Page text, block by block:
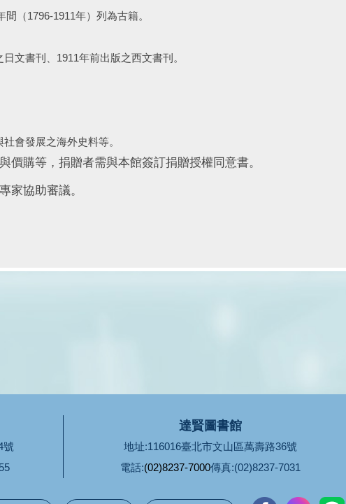
（1796-1911年）列為古籍。
文書刊、1911年前出版之西文書刊。
會發展之海外史料等。
購等，捐贈者需與本館簽訂捐贈授權同意書。
家協助審議。
號
達賢圖書館
地址:116016臺北市文山區萬壽路36號
電話:(02)8237-7000傳真:(02)8237-7031